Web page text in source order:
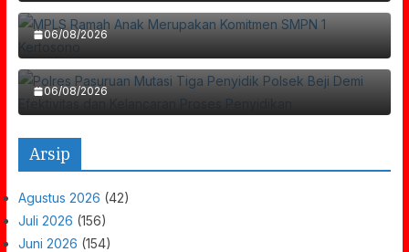
06/08/2026
Beji Demi Efektivitas Dan Kelancaran Proses
Penyidikan
06/08/2026
Arsip
Agustus 2026 (42)
Juli 2026 (156)
Juni 2026 (154)